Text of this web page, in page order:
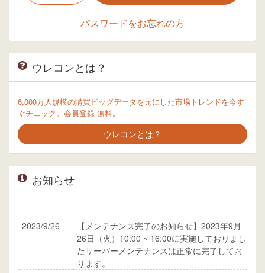
パスワードをお忘れの方
ウレコンとは？
6,000万人規模の購買ビッグデータを元にした市場トレンドを今す
ぐチェック。会員登録 無料。
ウレコンとは？
お知らせ
2023/9/26
【メンテナンス完了のお知らせ】2023年9月
26日（火）10:00 ~ 16:00に実施しておりまし
たサーバーメンテナンスは正常に完了してお
ります。